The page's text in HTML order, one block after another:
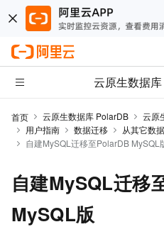
云原生数据
首页 云原生数据库 PolarDB
云原
用户指南
数据迁移
从其它数
自建MySQL迁移至PolarDB MySQL
自建MySQL迁移
MySQL版